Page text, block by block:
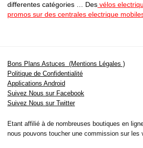
differentes catégories … Des vélos
promos sur des centrales electrique
Bons Plans Astuces (Mentions Légales )
Politique de Confidentialité
Applications Android
Suivez Nous sur Facebook
Suivez Nous sur Twitter
Etant affilié à de nombreuses boutiques en
nous pouvons toucher une commission sur les